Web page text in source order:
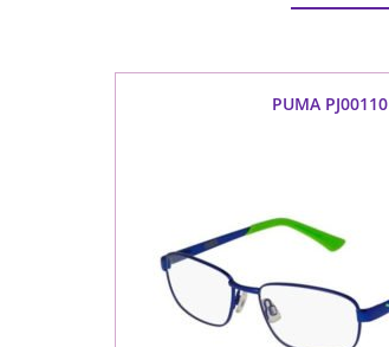
PUMA PJ00110